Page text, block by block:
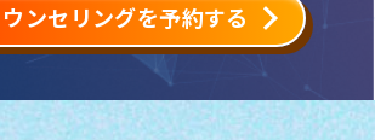
ンセリングを予約する